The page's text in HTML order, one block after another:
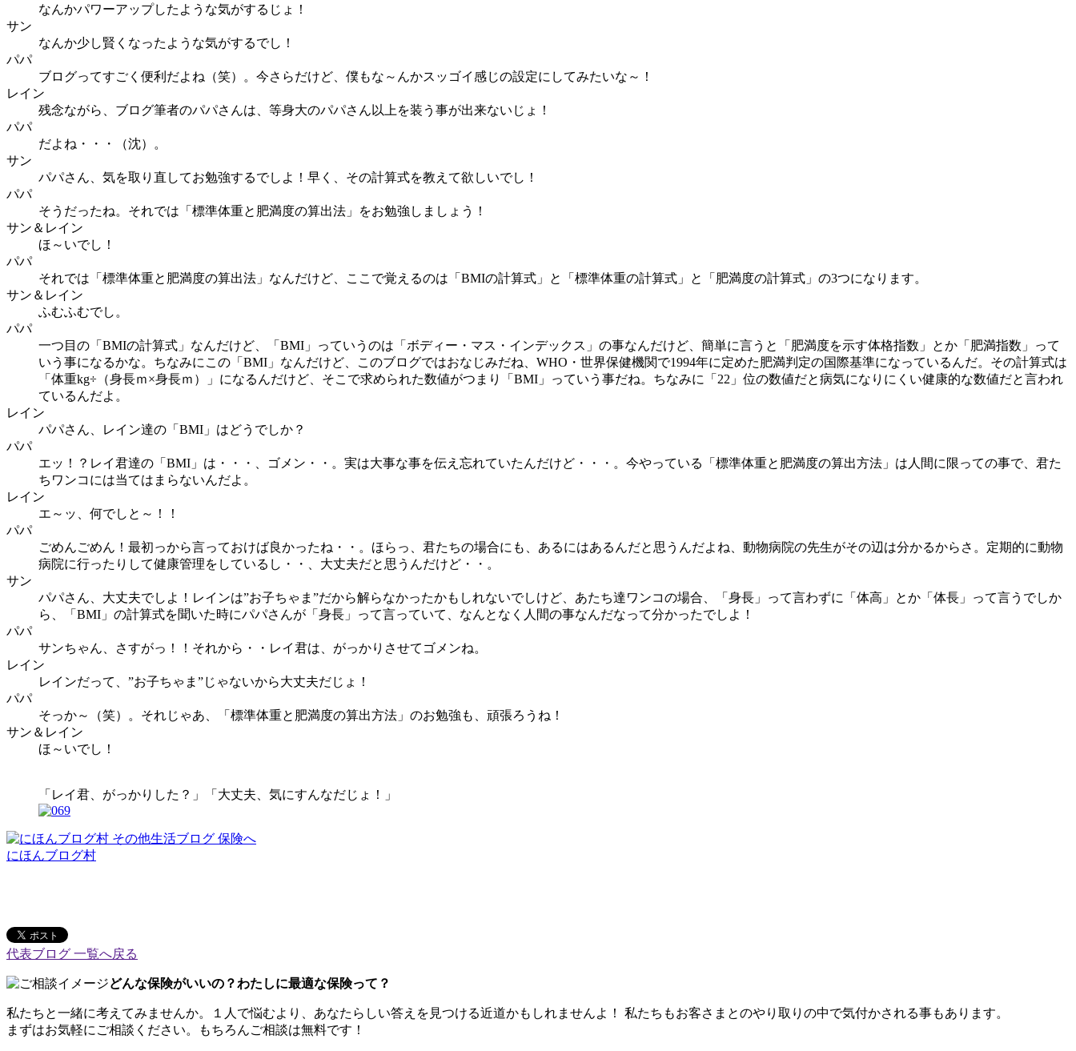
なんかパワーアップしたような気がするじょ！
サン
なんか少し賢くなったような気がするでし！
パパ
ブログってすごく便利だよね（笑）。今さらだけど、僕もな～んかスッゴイ感じの設定にしてみたいな～！
レイン
残念ながら、ブログ筆者のパパさんは、等身大のパパさん以上を装う事が出来ないじょ！
パパ
だよね・・・（沈）。
サン
パパさん、気を取り直してお勉強するでしよ！早く、その計算式を教えて欲しいでし！
パパ
そうだったね。それでは「標準体重と肥満度の算出法」をお勉強しましょう！
サン＆レイン
ほ～いでし！
パパ
それでは「標準体重と肥満度の算出法」なんだけど、ここで覚えるのは「BMIの計算式」と「標準体重の計算式」と「肥満度の計算式」の3つになります。
サン＆レイン
ふむふむでし。
パパ
一つ目の「BMIの計算式」なんだけど、「BMI」っていうのは「ボディー・マス・インデックス」の事なんだけど、簡単に言うと「肥満度を示す体格指数」とか「肥満指数」って
いう事になるかな。ちなみにこの「BMI」なんだけど、このブログではおなじみだね、WHO・世界保健機関で1994年に定めた肥満判定の国際基準になっているんだ。その計算式は
「体重kg÷（身長ｍ×身長ｍ）」になるんだけど、そこで求められた数値がつまり「BMI」っていう事だね。ちなみに「22」位の数値だと病気になりにくい健康的な数値だと言われ
ているんだよ。
レイン
パパさん、レイン達の「BMI」はどうでしか？
パパ
エッ！？レイ君達の「BMI」は・・・、ゴメン・・。実は大事な事を伝え忘れていたんだけど・・・。今やっている「標準体重と肥満度の算出方法」は人間に限っての事で、君た
ちワンコには当てはまらないんだよ。
レイン
エ～ッ、何でしと～！！
パパ
ごめんごめん！最初っから言っておけば良かったね・・。ほらっ、君たちの場合にも、あるにはあるんだと思うんだよね、動物病院の先生がその辺は分かるからさ。定期的に動物
病院に行ったりして健康管理をしているし・・、大丈夫だと思うんだけど・・。
サン
パパさん、大丈夫でしよ！レインは”お子ちゃま”だから解らなかったかもしれないでしけど、あたち達ワンコの場合、「身長」って言わずに「体高」とか「体長」って言うでしか
ら、「BMI」の計算式を聞いた時にパパさんが「身長」って言っていて、なんとなく人間の事なんだなって分かったでしよ！
パパ
サンちゃん、さすがっ！！それから・・レイ君は、がっかりさせてゴメンね。
レイン
レインだって、”お子ちゃま”じゃないから大丈夫だじょ！
パパ
そっか～（笑）。それじゃあ、「標準体重と肥満度の算出方法」のお勉強も、頑張ろうね！
サン＆レイン
ほ～いでし！
「レイ君、がっかりした？」「大丈夫、気にすんなだじょ！」
にほんブログ村
代表ブログ 一覧へ戻る
どんな保険がいいの？わたしに最適な保険って？
私たちと一緒に考えてみませんか。１人で悩むより、あなたらしい答えを見つける近道かもしれませんよ！ 私たちもお客さまとのやり取りの中で気付かされる事もあります。
まずはお気軽にご相談ください。もちろんご相談は無料です！